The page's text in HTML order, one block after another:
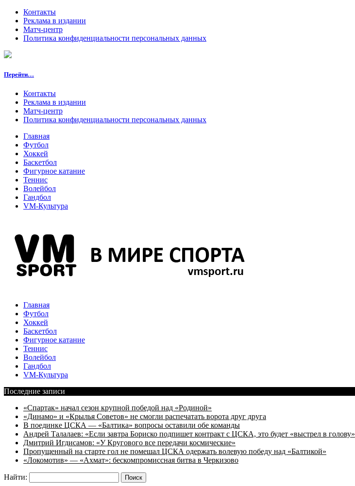
Контакты
Реклама в издании
Матч-центр
Политика конфиденциальности персональных данных
Перейти…
Контакты
Реклама в издании
Матч-центр
Политика конфиденциальности персональных данных
Главная
Футбол
Хоккей
Баскетбол
Фигурное катание
Теннис
Волейбол
Гандбол
VM-Культура
Главная
Футбол
Хоккей
Баскетбол
Фигурное катание
Теннис
Волейбол
Гандбол
VM-Культура
Последние записи
«Спартак» начал сезон крупной победой над «Родиной»
«Динамо» и «Крылья Советов» не смогли распечатать ворота друг друга
В поединке ЦСКА — «Балтика» вопросы оставили обе команды
Андрей Талалаев: «Если завтра Бориско подпишет контракт с ЦСКА, это будет «выстрел в голову»
Дмитрий Игдисамов: «У Кругового все передачи космические»
Пропущенный на старте гол не помешал ЦСКА одержать волевую победу над «Балтикой»
«Локомотив» — «Ахмат»: бескомпромиссная битва в Черкизово
Найти: